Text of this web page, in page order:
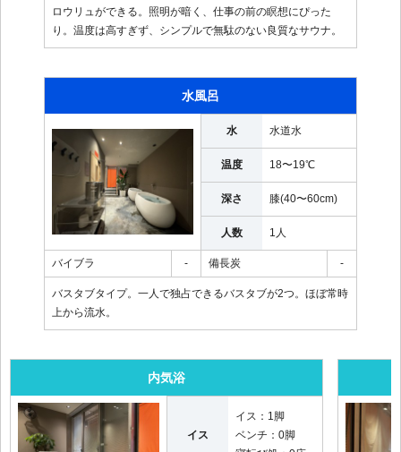
ロウリュができる。照明が暗く、仕事の前の瞑想にぴった
り。温度は高すぎず、シンプルで無駄のない良質なサウナ。
水風呂
水 水道水
温度 18〜19℃
深さ 膝(40〜60cm)
人数 1人
バイブラ - 備長炭 -
バスタブタイプ。一人で独占できるバスタブが2つ。ほぼ常時
上から流水。
内気浴
イス
イス： 1脚
ベンチ： 0脚